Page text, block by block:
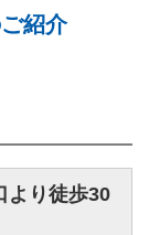
紹介
より徒歩30